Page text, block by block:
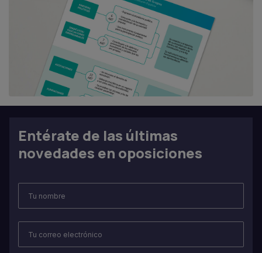
Entérate de las últimas
novedades en oposiciones